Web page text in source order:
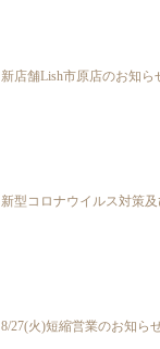
新店舗Lish市原店のお知ら
新型コロナウイルス対策
8/27(火)短縮営業のお知ら